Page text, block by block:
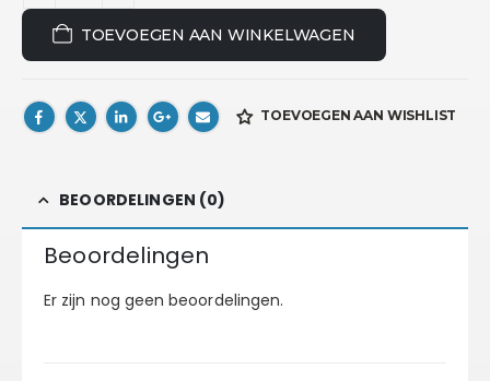
TOEVOEGEN AAN WINKELWAGEN
TOEVOEGEN AAN WISHLIST
BEOORDELINGEN (0)
Beoordelingen
Er zijn nog geen beoordelingen.